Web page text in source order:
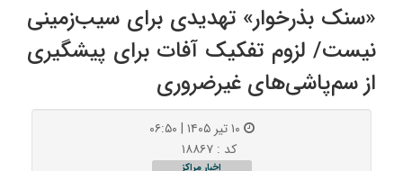
«سنک بذرخوار» تهدیدی برای سیب‌زمینی
نیست/ لزوم تفکیک آفات برای پیشگیری
از سم‌پاشی‌های غیرضروری
کد : ۱۸۸۶۷
اخبار مراکز